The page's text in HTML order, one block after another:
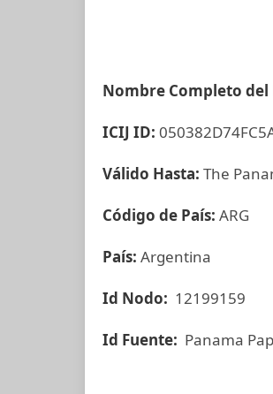
Nombre Completo
ICIJ ID:
Válido Hasta: The
Código de País: ARG
País: Argentina
Id Nodo: 12199159
Id Fuente: Panama